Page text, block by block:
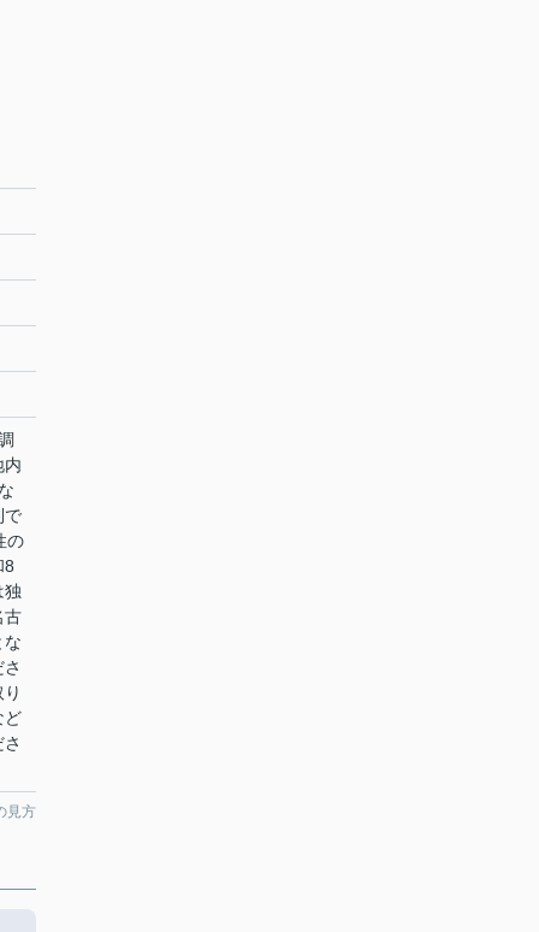
内
で
の
8
独
古
な
ど
見方